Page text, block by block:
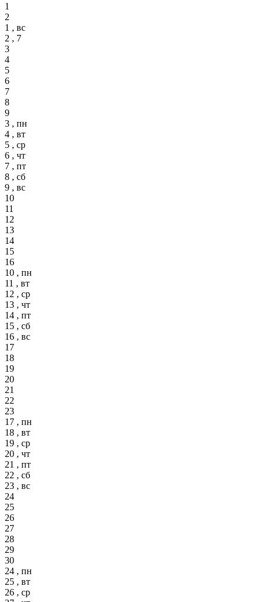
1
2
1 , вс
2 , 7
3
4
5
6
7
8
9
3 , пн
4 , вт
5 , ср
6 , чт
7 , пт
8 , сб
9 , вс
10
11
12
13
14
15
16
10 , пн
11 , вт
12 , ср
13 , чт
14 , пт
15 , сб
16 , вс
17
18
19
20
21
22
23
17 , пн
18 , вт
19 , ср
20 , чт
21 , пт
22 , сб
23 , вс
24
25
26
27
28
29
30
24 , пн
25 , вт
26 , ср